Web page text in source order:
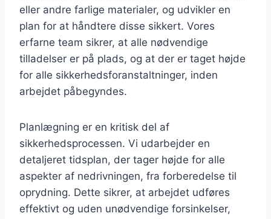
eller andre farlige materialer, og udvikler en
plan for at håndtere disse sikkert. Vores
erfarne team sikrer, at alle nødvendige
tilladelser er på plads, og at der er taget højde
for alle sikkerhedsforanstaltninger, inden
arbejdet påbegyndes.
Planlægning er en kritisk del af
sikkerhedsprocessen. Vi udarbejder en
detaljeret tidsplan, der tager højde for alle
aspekter af nedrivningen, fra forberedelse til
oprydning. Dette sikrer, at arbejdet udføres
effektivt og uden unødvendige forsinkelser,